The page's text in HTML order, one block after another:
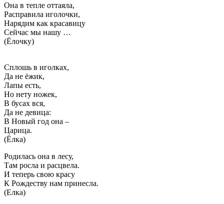
Она в тепле оттаяла,
Расправила иголочки,
Нарядим как красавицу
Сейчас мы нашу …
(Ёлочку)
Сплошь в иголках,
Да не ёжик,
Лапы есть,
Но нету ножек,
В бусах вся,
Да не девица:
В Новый год она –
Царица.
(Ёлка)
Родилась она в лесу,
Там росла и расцвела.
И теперь свою красу
К Рождеству нам принесла.
(Елка)